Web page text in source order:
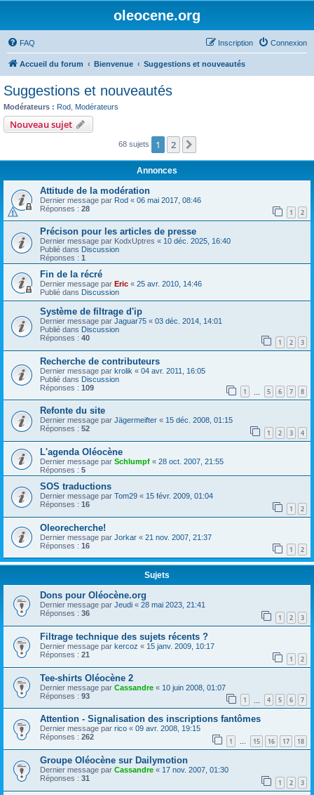
oleocene.org
FAQ Connexion
Inscription
Accueil du forum Bienvenue Suggestions et nouveautés
Suggestions et nouveautés
Modérateurs : Rod Modérateurs
Nouveau sujet
68 sujets 1 2
Annonces
Attitude de la modération
Dernier message par Rod « 06 mai 2017, 08:46
Réponses : 28 1 2
Précison pour les articles de presse
Dernier message par KodxUptres « 10 déc. 2025, 16:40
Publié dans Discussion
Réponses : 1
Fin de la récré
Dernier message par Eric « 25 avr. 2010, 14:46
Publié dans Discussion
Système de filtrage d'ip
Dernier message par Jaguar75 « 03 déc. 2014, 14:01
Publié dans Discussion
Réponses : 40 1 2 3
Recherche de contributeurs
Dernier message par krolik « 04 avr. 2011, 16:05
Publié dans Discussion
Réponses : 109 1 5 6 7 8
Refonte du site
Dernier message par Jägermeifter « 15 déc. 2008, 01:15
Réponses : 52 1 2 3 4
L'agenda Oléocène
Dernier message par Schlumpf « 28 oct. 2007, 21:55
Réponses : 5
SOS traductions
Dernier message par Tom29 « 15 févr. 2009, 01:04
Réponses : 16 1 2
Oleorecherche!
Dernier message par Jorkar « 21 nov. 2007, 21:37
Réponses : 16 1 2
Sujets
Dons pour Oléocène.org
Dernier message par Jeudi « 28 mai 2023, 21:41
Réponses : 36 1 2 3
Filtrage technique des sujets récents ?
Dernier message par kercoz « 15 janv. 2009, 10:17
Réponses : 21 1 2
Tee-shirts Oléocène 2
Dernier message par Cassandre « 10 juin 2008, 01:07
Réponses : 93 1 4 5 6 7
Attention - Signalisation des inscriptions fantômes
Dernier message par rico « 09 avr. 2008, 19:15
Réponses : 262 1 … 15 16 17 18
Groupe Oléocène sur Dailymotion
Dernier message par Cassandre « 17 nov. 2007, 01:30
Réponses : 31 1 2 3